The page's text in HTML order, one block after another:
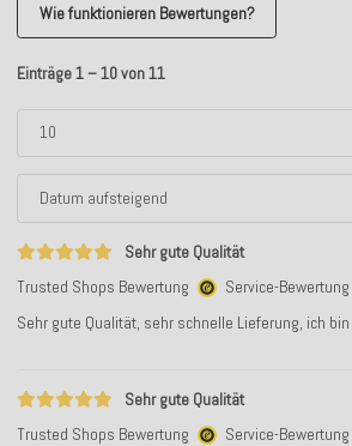
Wie funktionieren Bewertungen?
Einträge 1 – 10 von 11
Sehr gute Qualität
Trusted Shops Bewertung
Service-Bewertung
Sehr gute Qualität, sehr schnelle Lieferung, ich
Sehr gute Qualität
Trusted Shops Bewertung
Service-Bewertung